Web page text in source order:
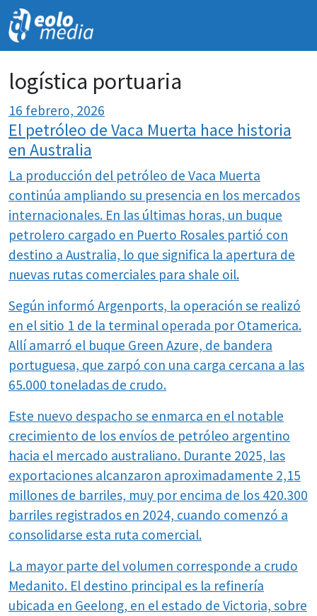
logística portuaria
16 febrero, 2026
El petróleo de Vaca Muerta hace historia
en Australia
La producción del petróleo de Vaca Muerta
continúa ampliando su presencia en los mercados
internacionales. En las últimas horas, un buque
petrolero cargado en Puerto Rosales partió con
destino a Australia, lo que significa la apertura de
nuevas rutas comerciales para shale oil.
Según informó Argenports, la operación se realizó
en el sitio 1 de la terminal operada por Otamerica.
Allí amarró el buque Green Azure, de bandera
portuguesa, que zarpó con una carga cercana a las
65.000 toneladas de crudo.
Este nuevo despacho se enmarca en el notable
crecimiento de los envíos de petróleo argentino
hacia el mercado australiano. Durante 2025, las
exportaciones alcanzaron aproximadamente 2,15
millones de barriles, muy por encima de los 420.300
barriles registrados en 2024, cuando comenzó a
consolidarse esta ruta comercial.
La mayor parte del volumen corresponde a crudo
Medanito. El destino principal es la refinería
ubicada en Geelong, en el estado de Victoria, sobre